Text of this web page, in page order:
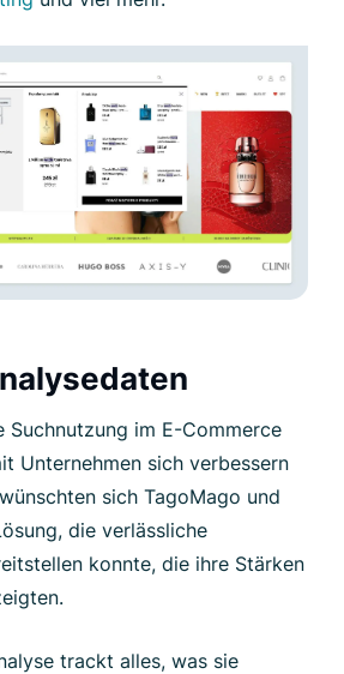
Suchnutzung im E-Commerce
Unternehmen sich verbessern
sich TagoMago und
die verlässliche
konnte, die ihre Stärken
trackt alles, was sie